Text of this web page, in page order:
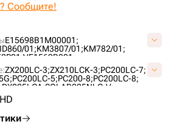
E15698B1M00001;
ID860/01;KM3807/01;KM782/01;
VE1569B801;
ZX200LC-3;ZX210LCK-3;PC200LC-7;
PC200LC-5;PC200-8;PC200LC-8;
DX225LCA;SOLAR225NLC-V;
7A;
8K;
Сообщите!